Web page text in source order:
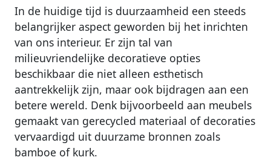
In de huidige tijd is duurzaamheid een steeds
belangrijker aspect geworden bij het inrichten
van ons interieur. Er zijn tal van
milieuvriendelijke decoratieve opties
beschikbaar die niet alleen esthetisch
aantrekkelijk zijn, maar ook bijdragen aan een
betere wereld. Denk bijvoorbeeld aan meubels
gemaakt van gerecycled materiaal of decoraties
vervaardigd uit duurzame bronnen zoals
bamboe of kurk.